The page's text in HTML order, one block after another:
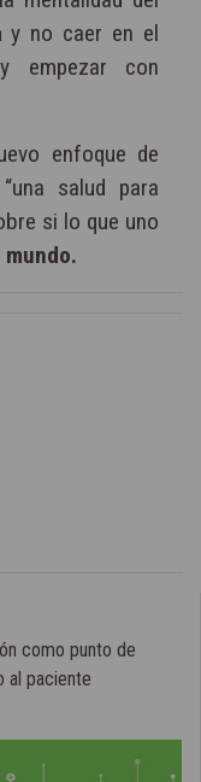
y no caer en el
empezar con
enfoque de
salud para
si lo que uno
como punto de
al paciente